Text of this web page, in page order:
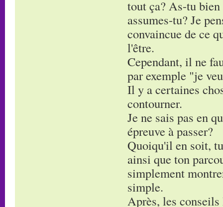
tout ça? As-tu bien
assumes-tu? Je
convaincue de ce
l'être.
Cependant, il ne
par exemple "je
Il y a certaines
contourner.
Je ne sais pas en
épreuve à passer?
Quoiqu'il en soit,
ainsi que ton
simplement
simple.
Après, les